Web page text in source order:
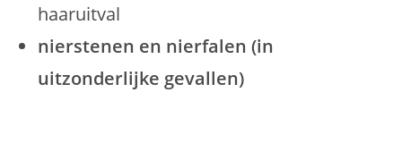
haaruitval
nierstenen en nierfalen (in
uitzonderlijke gevallen)